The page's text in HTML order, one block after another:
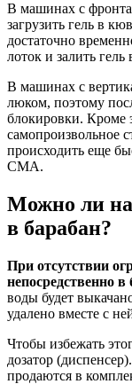
В машинах с
загрузить гель в
достаточно
лоток и залить
В машинах с
люком, поэтому
блокировки. Кроме
самопроизвольное
происходить еще
СМА.
Можно ли
в барабан?
При отсутствии
непосредственно в
воды будет
удалено вместе с
Чтобы избежать
дозатор
продаются в